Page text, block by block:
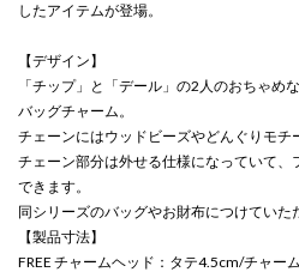
したアイテムが登場。
【デザイン】
「チップ」と「デール」の2人のおちゃめ
バッグチャーム。
チェーンにはウッドビーズやどんぐりモチ
チェーン部分は外せる仕様になっていて、
できます。
同シリーズのバッグやお財布につけていた
【製品寸法】
FREE チャームヘッド：タテ4.5cm/チャー